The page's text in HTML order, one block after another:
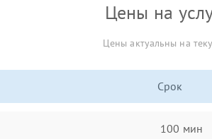
Цены на
Цены актуальны на
Срок
100 мин